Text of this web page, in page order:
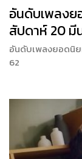
อันดับเพลงย
สัปดาห์ 20 มี
อันดับเพลงยอดนิย
62